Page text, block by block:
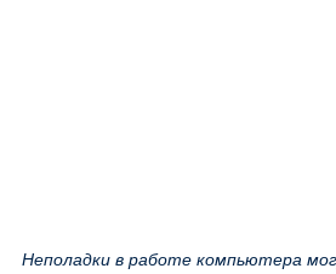
Неполадки в работе компьютера